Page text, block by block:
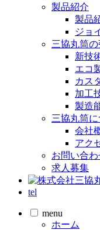
製品紹介
製品
ジョ
三協丸筒の
新技
エコ
カス
加工
製造
三協丸筒に
会社
アク
お問い合わ
求人募集
tel
menu
ホーム